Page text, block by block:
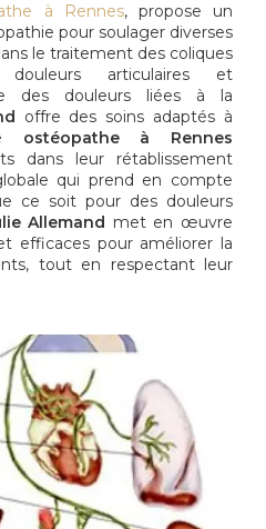
à Rennes, propose un
pour soulager diverses
le traitement des coliques
articulaires et
des douleurs liées à la
offre des soins adaptés à
ostéopathe à Rennes
dans leur rétablissement
qui prend en compte
ce soit pour des douleurs
Allemand met en œuvre
efficaces pour améliorer la
tout en respectant leur